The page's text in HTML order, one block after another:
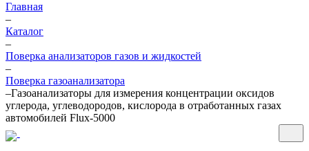
Главная
–
Каталог
–
Поверка анализаторов газов и жидкостей
–
Поверка газоанализатора
–Газоанализаторы для измерения концентрации оксидов
углерода, углеводородов, кислорода в отработанных газах
автомобилей Flux-5000